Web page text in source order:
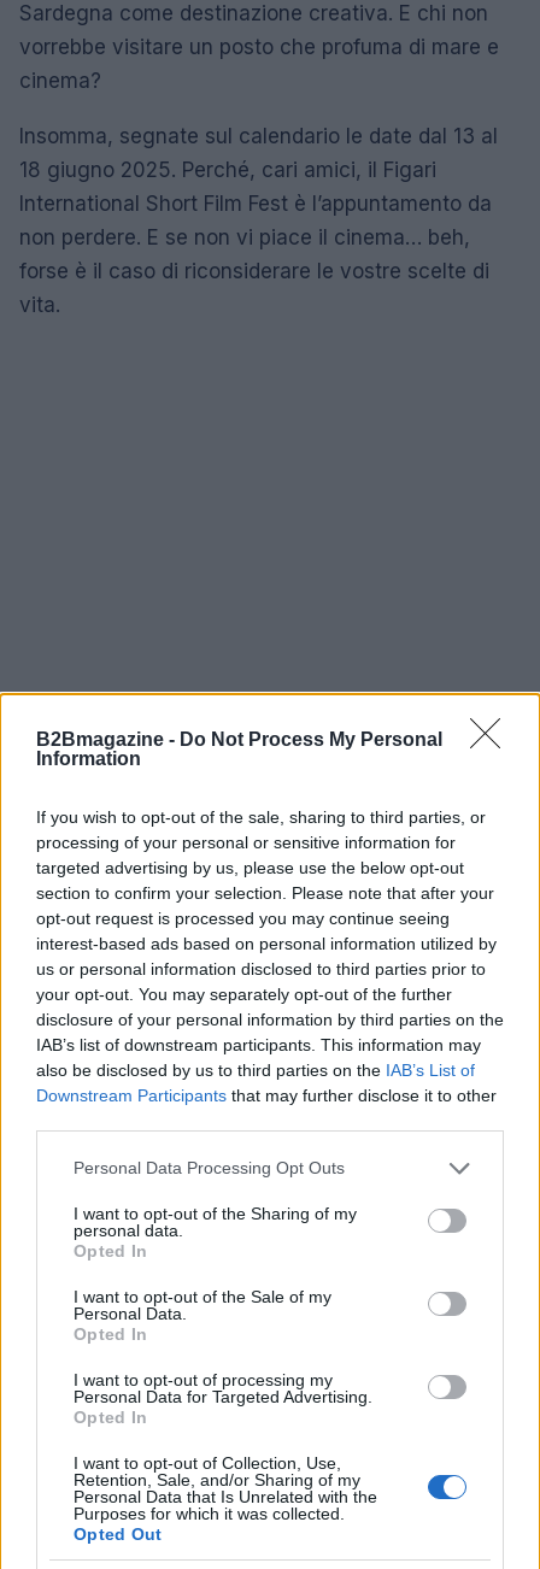
B2Bmagazine - Do Not Process My Personal
Information
If you wish to opt-out of the sale, sharing to third parties, or
processing of your personal or sensitive information for
targeted advertising by us, please use the below opt-out
section to confirm your selection. Please note that after your
opt-out request is processed you may continue seeing
interest-based ads based on personal information utilized by
us or personal information disclosed to third parties prior to
your opt-out. You may separately opt-out of the further
disclosure of your personal information by third parties on the
IAB’s list of downstream participants. This information may
also be disclosed by us to third parties on the IAB’s List of
Downstream Participants that may further disclose it to other
Please note that this website/app uses one or more Google
not limited to your visit or usage behaviour. You may click to
grant or deny consent to Google and its third-party tags to
use your data for below specified purposes in below Google
consent section.
Personal Data Processing Opt Outs
I want to opt-out of the Sharing of my
personal data.
Opted In
I want to opt-out of the Sale of my
Personal Data.
Opted In
I want to opt-out of processing my
Personal Data for Targeted Advertising.
Opted In
I want to opt-out of Collection, Use,
Retention, Sale, and/or Sharing of my
Personal Data that Is Unrelated with the
Purposes for which it was collected.
Opted Out
Sardegna come destinazione creativa. E chi non
vorrebbe visitare un posto che profuma di mare e
cinema?
Insomma, segnate sul calendario le date dal 13 al
18 giugno 2025. Perché, cari amici, il Figari
International Short Film Fest è l’appuntamento da
non perdere. E se non vi piace il cinema… beh,
forse è il caso di riconsiderare le vostre scelte di
vita.
AiAdhubMedia
Continua a leggere
FIERE E EVENTI